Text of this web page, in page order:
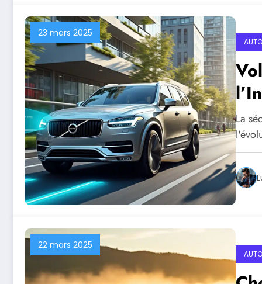
23 mars 2025
La
22 mars 2025